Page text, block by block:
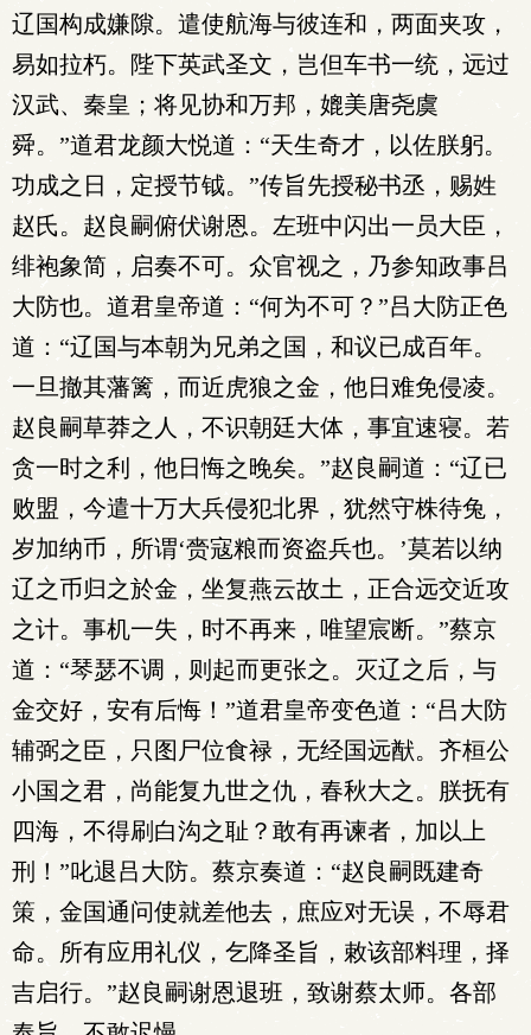
辽国构成嫌隙。遣使航海与彼连和，两面夹攻，
易如拉朽。陛下英武圣文，岂但车书一统，远过
汉武、秦皇；将见协和万邦，媲美唐尧虞
舜。”道君龙颜大悦道：“天生奇才，以佐朕躬。
功成之日，定授节钺。”传旨先授秘书丞，赐姓
赵氏。赵良嗣俯伏谢恩。左班中闪出一员大臣，
绯袍象简，启奏不可。众官视之，乃参知政事吕
大防也。道君皇帝道：“何为不可？”吕大防正色
道：“辽国与本朝为兄弟之国，和议已成百年。
一旦撤其藩篱，而近虎狼之金，他日难免侵凌。
赵良嗣草莽之人，不识朝廷大体，事宜速寝。若
贪一时之利，他日悔之晚矣。”赵良嗣道：“辽已
败盟，今遣十万大兵侵犯北界，犹然守株待兔，
岁加纳币，所谓‘赍寇粮而资盗兵也。’莫若以纳
辽之币归之於金，坐复燕云故土，正合远交近攻
之计。事机一失，时不再来，唯望宸断。”蔡京
道：“琴瑟不调，则起而更张之。灭辽之后，与
金交好，安有后悔！”道君皇帝变色道：“吕大防
辅弼之臣，只图尸位食禄，无经国远猷。齐桓公
小国之君，尚能复九世之仇，春秋大之。朕抚有
四海，不得刷白沟之耻？敢有再谏者，加以上
刑！”叱退吕大防。蔡京奏道：“赵良嗣既建奇
策，金国通问使就差他去，庶应对无误，不辱君
命。所有应用礼仪，乞降圣旨，敕该部料理，择
吉启行。”赵良嗣谢恩退班，致谢蔡太师。各部